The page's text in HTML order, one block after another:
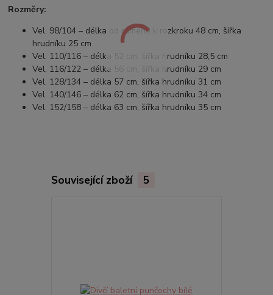
Rozměry:
Vel. 98/104 – délka od ramene k rozkroku 48 cm, šířka
hrudníku 25 cm
Vel. 110/116 – délka 52 cm, šířka hrudníku 28,5 cm
Vel. 116/122 – délka 56 cm, šířka hrudníku 29 cm
Vel. 128/134 – délka 57 cm, šířka hrudníku 31 cm
Vel. 140/146 – délka 62 cm, šířka hrudníku 34 cm
Vel. 152/158 – délka 63 cm, šířka hrudníku 35 cm
Související zboží 5